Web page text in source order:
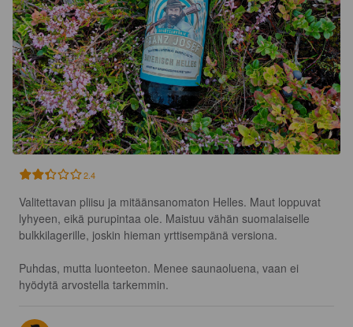
2.4
Valitettavan pliisu ja mitäänsanomaton Helles. Maut loppuvat
lyhyeen, eikä purupintaa ole. Maistuu vähän suomalaiselle
bulkkilagerille, joskin hieman yrttisempänä versiona.
Puhdas, mutta luonteeton. Menee saunaoluena, vaan ei
hyödytä arvostella tarkemmin.